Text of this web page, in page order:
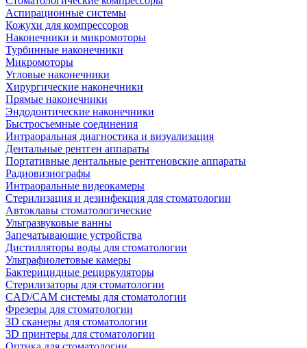
Аспирационные системы
Кожухи для компрессоров
Наконечники и микромоторы
Турбинные наконечники
Микромоторы
Угловые наконечники
Хирургические наконечники
Прямые наконечники
Эндодонтические наконечники
Быстросъемные соединения
Интраоральная диагностика и визуализация
Дентальные рентген аппараты
Портативные дентальные рентгеновские аппараты
Радиовизиографы
Интраоральные видеокамеры
Стерилизация и дезинфекция для стоматологии
Автоклавы стоматологические
Ультразвуковые ванны
Запечатывающие устройства
Дистилляторы воды для стоматологии
Ультрафиолетовые камеры
Бактерицидные рециркуляторы
Стерилизаторы для стоматологии
CAD/CAM системы для стоматологии
Фрезеры для стоматологии
3D cканеры для стоматологии
3D принтеры для стоматологии